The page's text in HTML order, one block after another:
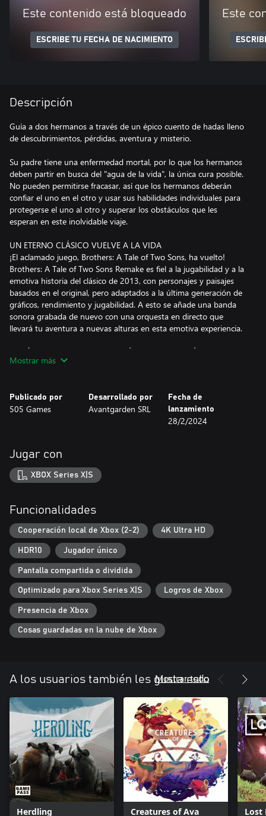
Este contenido está bloqueado
ESCRIBE TU FECHA DE NACIMIENTO
Este
Descripción
Guía a dos hermanos a través de un épico cuento de hadas lleno
de descubrimientos, pérdidas, aventura y misterio.
Su padre tiene una enfermedad mortal, por lo que los hermanos
deben partir en busca del "agua de la vida", la única cura posible.
No pueden permitirse fracasar, así que los hermanos deberán
confiar el uno en el otro y usar sus habilidades individuales para
protegerse el uno al otro y superar los obstáculos que les
esperan en este inolvidable viaje.
UN ETERNO CLÁSICO VUELVE A LA VIDA
¡El aclamado juego, Brothers: A Tale of Two Sons, ha vuelto!
Brothers: A Tale of Two Sons Remake es fiel a la jugabilidad y a la
emotiva historia del clásico de 2013, con personajes y paisajes
basados en el original, pero adaptados a la última generación de
gráficos, rendimiento y jugabilidad. A esto se añade una banda
sonora grabada de nuevo con una orquesta en directo que
llevará tu aventura a nuevas alturas en esta emotiva experiencia.
EMBÁRCATE EN UNA HISTORIA ÉPICA DE FANTASÍA
Resuelve rompecabezas, descubre historias ocultas, atraviesa
modo cooperativo local y controlad cada uno a un hermano.
Brothers: A Tale of Two Sons Remake está lleno de detalles
ocultos que recompensan a quienes los buscan. Además de
todos los que contenía el original, esta versión añade nuevos
secretos para descubrir.
Mostrar más
Publicado por
505 Games
Desarrollado por
Avantgarden SRL
Fecha de
lanzamiento
28/2/2024
Jugar con
XBOX Series X|S
Funcionalidades
Cooperación local de Xbox (2-2) 4K Ultra HD
HDR10 Jugador único
Pantalla compartida o dividida
Optimizado para Xbox Series X|S Logros de Xbox
Presencia de Xbox
Cosas guardadas en la nube de Xbox
A los usuarios también les gusta esto
Mostrar todo
Herdling Creatures of Ava Lost